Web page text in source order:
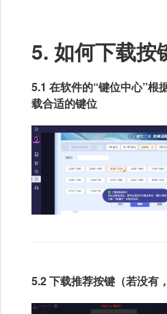
5. 如何下载按
5.1 在软件的“键位中心”根
载合适的键位
5.2 下载推荐按键（若没有